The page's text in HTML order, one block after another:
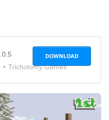
Trichotomy Games
DOWNLOAD